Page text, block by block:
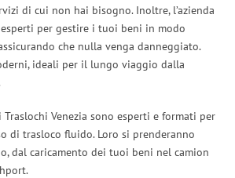
di cui non hai bisogno. Inoltre, l’azienda
per gestire i tuoi beni in modo
che nulla venga danneggiato.
ideali per il lungo viaggio dalla
Venezia sono esperti e formati per
di trasloco fluido. Loro si prenderanno
dal caricamento dei tuoi beni nel camion